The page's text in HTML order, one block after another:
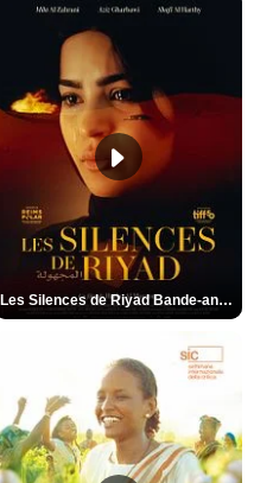
Les Silences de Riyad Bande-annonce VO STFR